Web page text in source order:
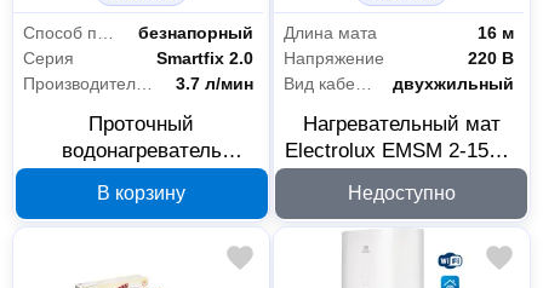
Сантехника 27
Комплектующие и расходные материалы для сантехники
Отопительное оборудование 23
Климатическое оборудование
Способ подачи воды
безнапорный
Серия
Smartfix 2.0
3.7 л/мин
Проточный
водонагреватель
TS 6.5 кВт 1017851
В корзину
Длина мата
16 м
Напряжение
220 В
двухжильный
Нагревательный мат
Electrolux EMSM 2-150-8
Недоступно